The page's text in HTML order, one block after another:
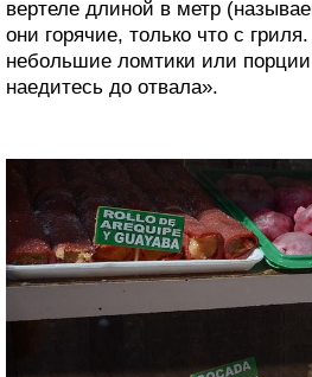
вертеле длиной в метр
они горячие, только что с
небольшие ломтики или
наедитесь до отвала».